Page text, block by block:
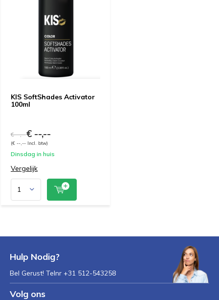
KIS SoftShades Activator
100ml
€ --,--€ --,--
(€ --,-- Incl. btw)
Dinsdag in huis
Vergelijk
Hulp Nodig?
Bel Gerust! Telnr +31 512-543258
Volg ons